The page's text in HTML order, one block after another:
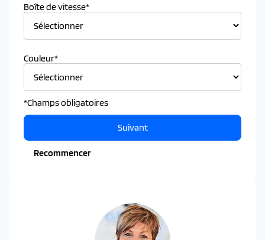
Boîte de vitesse*
Couleur*
*Champs obligatoires
Recommencer
Suivant